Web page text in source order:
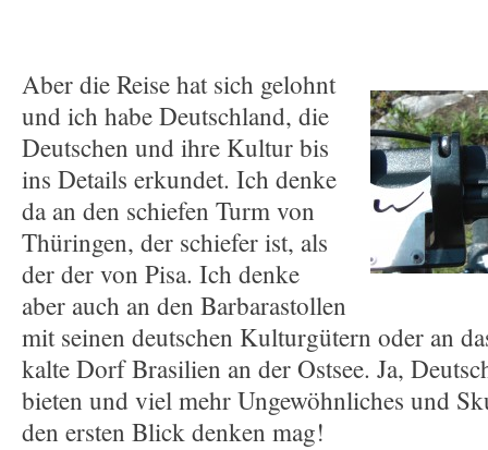
Aber die Reise hat sich gelohnt
und ich habe Deutschland, die
Deutschen und ihre Kultur bis
ins Details erkundet. Ich denke
da an den schiefen Turm von
Thüringen, der schiefer ist, als
der der von Pisa. Ich denke
aber auch an den Barbarastollen
mit seinen deutschen Kulturgütern oder an
kalte Dorf Brasilien an der Ostsee. Ja,
bieten und viel mehr Ungewöhnliches und
den ersten Blick denken mag!